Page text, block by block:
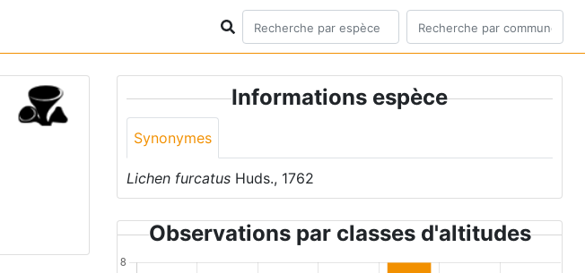
Informations espèce
Synonymes
Lichen furcatus Huds., 1762
Observations par classes d'altitudes